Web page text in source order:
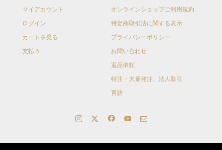
マイアカウント
ログイン
カートを見る
支払う
オンラインショップご利用規約
特定商取引法に関する表示
プライバシーポリシー
お問い合わせ
返品依頼
特注・大量発注、法人取引
言語